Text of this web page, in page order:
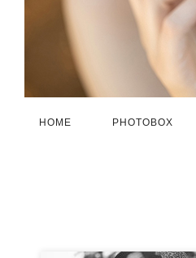
HOME PHOTOBOX